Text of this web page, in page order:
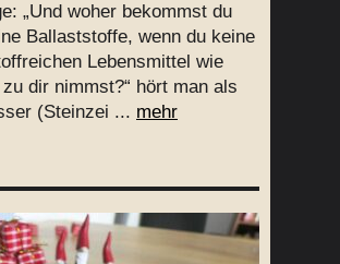
„Und woher bekommst du
Ballaststoffe, wenn du keine
Lebensmittel wie
dir nimmst?“ hört man als
(Steinzei ... mehr